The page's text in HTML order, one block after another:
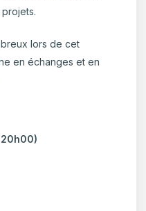
lors de cet
en échanges et en